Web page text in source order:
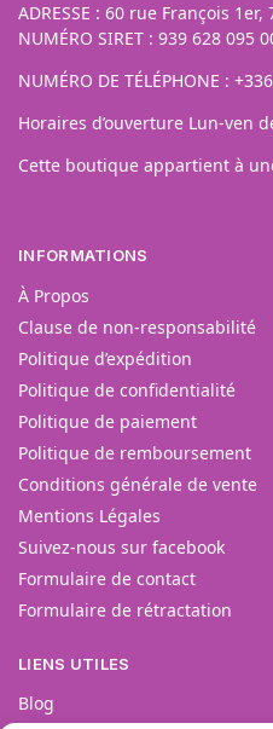
ADRESSE : 60 rue François
NUMÉRO SIRET : 939 628 095
NUMÉRO DE TÉLÉPHONE :
Horaires d’ouverture Lun-ven
Cette boutique appartient à
INFORMATIONS
À Propos
Clause de non-responsabilité
Politique d’expédition
Politique de confidentialité
Politique de paiement
Politique de remboursement
Conditions générale de vente
Mentions Légales
Suivez-nous sur facebook
Formulaire de contact
Formulaire de rétractation
LIENS UTILES
Blog